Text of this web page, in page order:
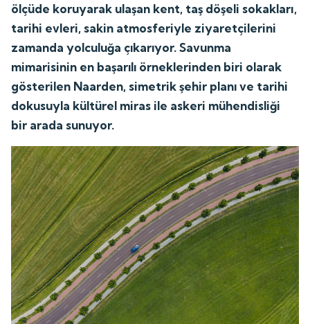
ölçüde koruyarak ulaşan kent, taş döşeli sokakları,
tarihi evleri, sakin atmosferiyle ziyaretçilerini
zamanda yolculuğa çıkarıyor. Savunma
mimarisinin en başarılı örneklerinden biri olarak
gösterilen Naarden, simetrik şehir planı ve tarihi
dokusuyla kültürel miras ile askeri mühendisliği
bir arada sunuyor.